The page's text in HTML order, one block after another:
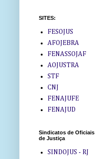
SITES:
FESOJUS
AFOJEBRA
FENASSOJAF
AOJUSTRA
STF
CNJ
FENAJUFE
FENAJUD
Sindicatos de Oficiais
de Justiça
SINDOJUS - RJ